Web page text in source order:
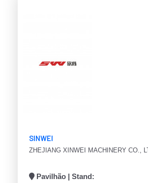
SINWEI
ZHEJIANG XINWEI MACHINERY CO.,
Pavilhão | Stand: